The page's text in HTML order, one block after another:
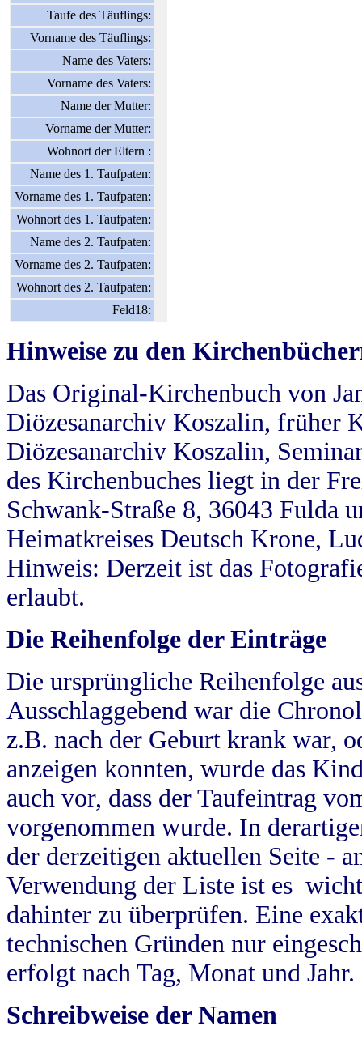
Taufe des Täuflings:
Vorname des Täuflings:
Name des Vaters:
Vorname des Vaters:
Name der Mutter:
Vorname der Mutter:
Wohnort der Eltern :
Name des 1. Taufpaten:
Vorname des 1. Taufpaten:
Wohnort des 1. Taufpaten:
Name des 2. Taufpaten:
Vorname des 2. Taufpaten:
Wohnort des 2. Taufpaten:
Feld18:
Hinweise zu den
Das Original-Kirchenbuch von
Diözesanarchiv Koszalin, früher
Diözesanarchiv Koszalin,
des Kirchenbuches liegt in der
Schwank-Straße 8, 36043 Fulda
Heimatkreises Deutsch Krone,
Hinweis: Derzeit ist das
erlaubt.
Die Reihenfolge der Einträge
Die ursprüngliche Reihenfolge
Ausschlaggebend war die
z.B. nach der Geburt krank war,
anzeigen konnten, wurde das
auch vor, dass der Taufeintrag
vorgenommen wurde. In
der derzeitigen aktuellen Seite -
Verwendung der Liste ist es
dahinter zu überprüfen. Eine
technischen Gründen nur
erfolgt nach Tag, Monat und Jahr.
Schreibweise der Namen